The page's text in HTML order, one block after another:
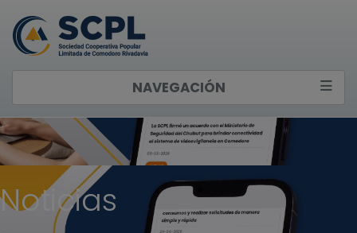
NAVEGACIÓN
Noticias